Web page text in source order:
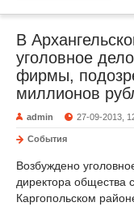
В
уголовное
фирмы,
миллионов
admin 27-09-2013,
События
Возбуждено
директора общества
Каргопольском